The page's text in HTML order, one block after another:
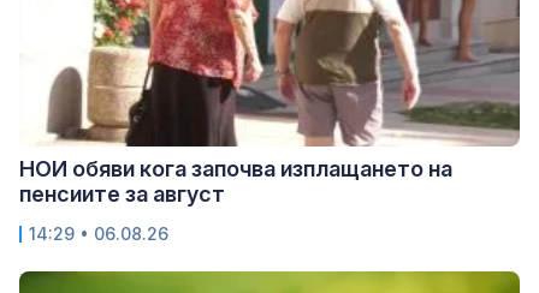
НОИ обяви кога започва изплащането на
пенсиите за август
14:29 • 06.08.26